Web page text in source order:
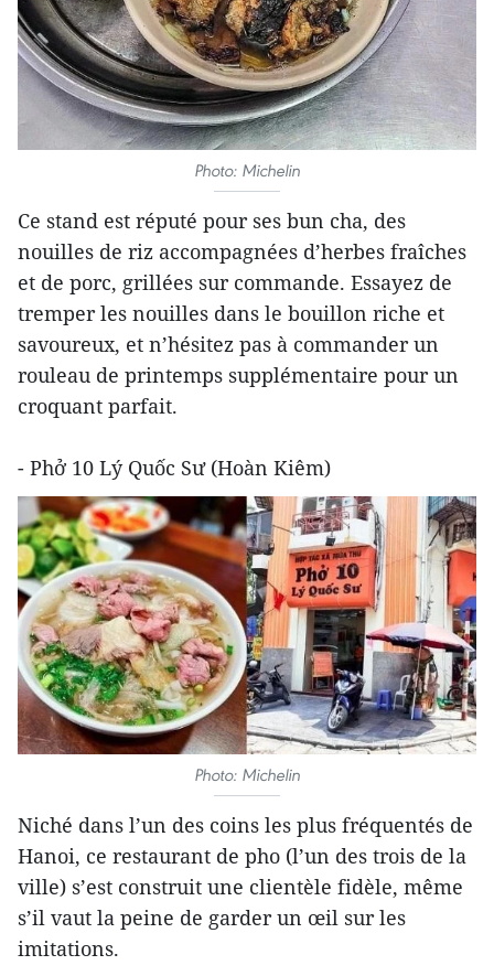
Photo: Michelin
Ce stand est réputé pour ses bun cha, des
nouilles de riz accompagnées d’herbes fraîches
et de porc, grillées sur commande. Essayez de
tremper les nouilles dans le bouillon riche et
savoureux, et n’hésitez pas à commander un
rouleau de printemps supplémentaire pour un
croquant parfait.
- Phở 10 Lý Quốc Sư (Hoàn Kiêm)
Photo: Michelin
Niché dans l’un des coins les plus fréquentés de
Hanoi, ce restaurant de pho (l’un des trois de la
ville) s’est construit une clientèle fidèle, même
s’il vaut la peine de garder un œil sur les
imitations.